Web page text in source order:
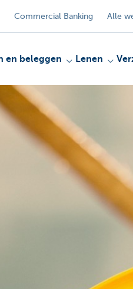
Commercial Banking Alle
en beleggen Lenen